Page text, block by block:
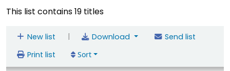
This list contains 19 titles
New list | Download
Send list
Print list
Sort